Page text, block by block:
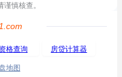
慎核查。
资格查询 房贷计算器
地图